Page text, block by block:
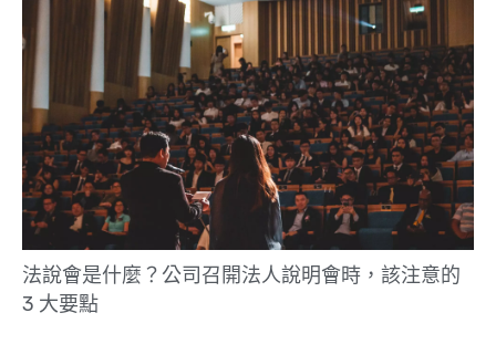
法說會是什麼？公司召開法人說明會時，該注意的
3 大要點